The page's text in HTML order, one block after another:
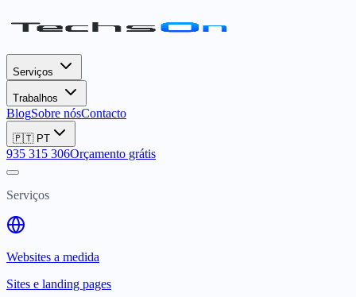
Serviços
Trabalhos
BlogSobre nósContacto
🇵🇹 PT
935 315 306Orçamento grátis
Serviços
Websites a medida
Sites e landing pages